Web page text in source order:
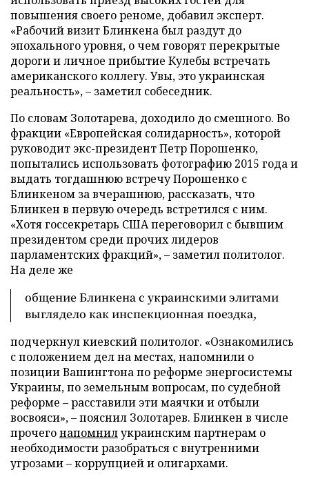
повышения своего реноме, добавил эксперт.
«Рабочий визит Блинкена был раздут до
эпохального уровня, о чем говорят перекрытые
дороги и личное прибытие Кулебы встречать
американского коллегу. Увы, это украинская
реальность», – заметил собеседник.
По словам Золотарева, доходило до смешного. Во
фракции «Европейская солидарность», которой
руководит экс-президент Петр Порошенко,
попытались использовать фотографию 2015 года и
выдать тогдашнюю встречу Порошенко с
Блинкеном за вчерашнюю, рассказать, что
Блинкен в первую очередь встретился с ним.
«Хотя госсекретарь США переговорил с бывшим
президентом среди прочих лидеров
парламентских фракций», – заметил политолог.
На деле же
общение Блинкена с украинскими элитами
выглядело как инспекционная поездка,
подчеркнул киевский политолог. «Ознакомились
с положением дел на местах, напомнили о
позиции Вашингтона по реформе энергосистемы
Украины, по земельным вопросам, по судебной
реформе – расставили эти маячки и отбыли
восвояси», – пояснил Золотарев. Блинкен в числе
прочегонапомнилукраинским партнерам о
необходимости разобраться с внутренними
угрозами – коррупцией и олигархами.